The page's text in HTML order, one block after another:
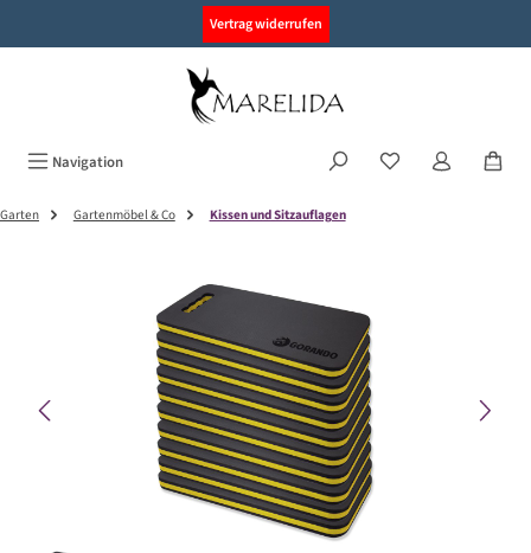
Vertrag widerrufen
Navigation
Garten Gartenmöbel & Co Kissen und Sitzauflagen